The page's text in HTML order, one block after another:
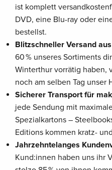
ist komplett
DVD, eine Blu-ray oder
bestellst.
Blitzschneller Versand
60 % unseres Sortiments
Winterthur vorrätig haben,
noch am selben Tag unser
Sicherer Transport für
jede Sendung mit
Spezialkartons –
Editions kommen kratz-
Jahrzehntelanges
Kund:innen haben uns ihr